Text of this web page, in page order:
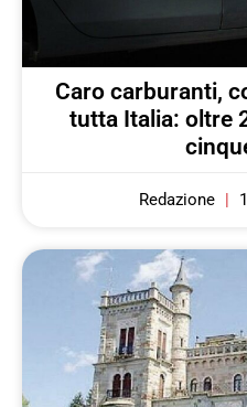
Caro carburanti,
tutta Italia: oltre
Redazione